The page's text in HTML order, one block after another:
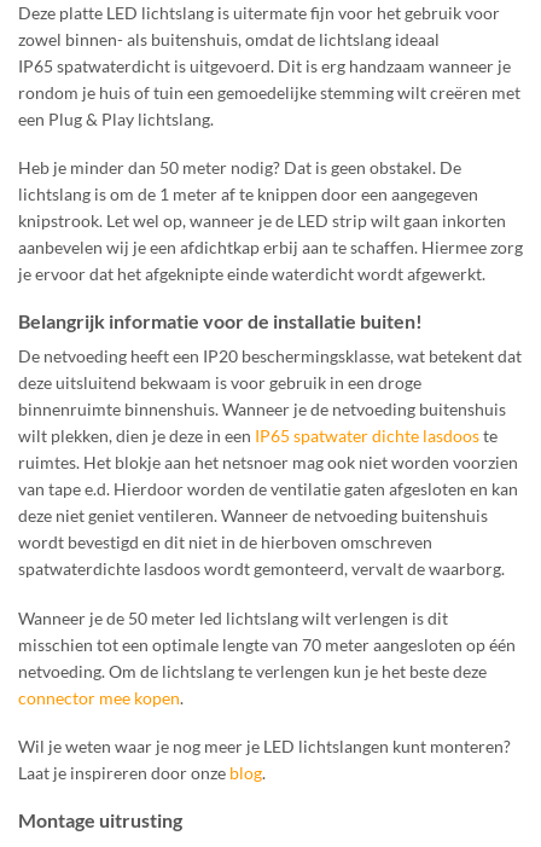
Deze platte LED lichtslang is uitermate fijn voor het gebruik voor
zowel binnen- als buitenshuis, omdat de lichtslang ideaal
IP65 spatwaterdicht is uitgevoerd. Dit is erg handzaam wanneer je
rondom je huis of tuin een gemoedelijke stemming wilt creëren met
een Plug & Play lichtslang.
Heb je minder dan 50 meter nodig? Dat is geen obstakel. De
lichtslang is om de 1 meter af te knippen door een aangegeven
knipstrook. Let wel op, wanneer je de LED strip wilt gaan inkorten
aanbevelen wij je een afdichtkap erbij aan te schaffen. Hiermee zorg
je ervoor dat het afgeknipte einde waterdicht wordt afgewerkt.
Belangrijk informatie voor de installatie buiten!
De netvoeding heeft een IP20 beschermingsklasse, wat betekent dat
deze uitsluitend bekwaam is voor gebruik in een droge
binnenruimte binnenshuis. Wanneer je de netvoeding buitenshuis
wilt plekken, dien je deze in een IP65 spatwater dichte lasdooste
ruimtes. Het blokje aan het netsnoer mag ook niet worden voorzien
van tape e.d. Hierdoor worden de ventilatie gaten afgesloten en kan
deze niet geniet ventileren. Wanneer de netvoeding buitenshuis
wordt bevestigd en dit niet in de hierboven omschreven
spatwaterdichte lasdoos wordt gemonteerd, vervalt de waarborg.
Wanneer je de 50 meter led lichtslang wilt verlengen is dit
misschien tot een optimale lengte van 70 meter aangesloten op één
netvoeding. Om de lichtslang te verlengen kun je het beste deze
connector mee kopen.
Wil je weten waar je nog meer je LED lichtslangen kunt monteren?
Laat je inspireren door onze blog.
Montage uitrusting